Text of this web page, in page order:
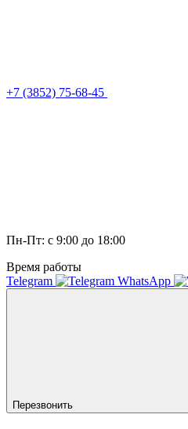
+7 (3852) 75-68-45
Пн-Пт: с 9:00 до 18:00
Время работы
Telegram
WhatsApp
Перезвонить